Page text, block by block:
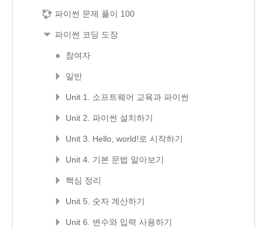
파이썬 문제 풀이 100
파이썬 코딩 도장
참여자
일반
Unit 1. 소프트웨어 교육과 파이썬
Unit 2. 파이썬 설치하기
Unit 3. Hello, world!로 시작하기
Unit 4. 기본 문법 알아보기
핵심 정리
Unit 5. 숫자 계산하기
Unit 6. 변수와 입력 사용하기